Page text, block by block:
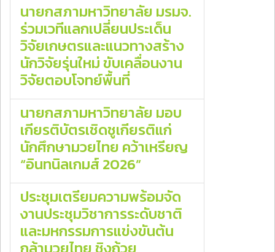
นายกสภามหาวิทยาลัย มรมจ.
ร่วมเวทีแลกเปลี่ยนประเด็น
วิจัยเกษตรและแนวทางสร้าง
นักวิจัยรุ่นใหม่ ขับเคลื่อนงาน
วิจัยตอบโจทย์พื้นที่
นายกสภามหาวิทยาลัย มอบ
เกียรติบัตรเชิดชูเกียรติแก่
นักศึกษามวยไทย คว้าเหรียญ
“อินทนิลเกมส์ 2026”
ประชุมเตรียมความพร้อมจัด
งานประชุมวิชาการระดับชาติ
และมหกรรมการแข่งขันต้น